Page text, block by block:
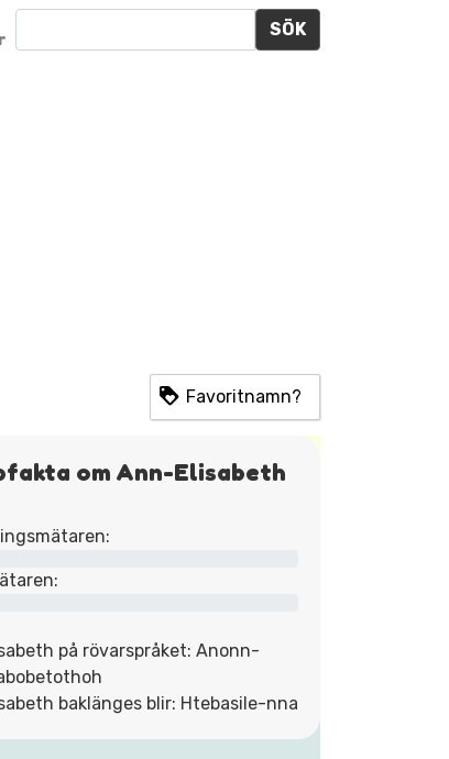
SÖK
Favoritnamn?
om Ann-Elisabeth
på rövarspråket: Anonn-
baklänges blir: Htebasile-nna